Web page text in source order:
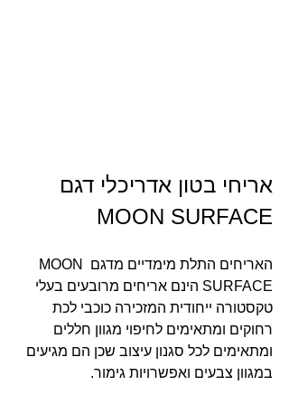
אריחי בטון אדריכלי דגם
MOON SURFACE
האריחים התלת מימדיים מדגם MOON
SURFACE הינם אריחים מרובעים בעלי
טקסטורה ייחודית המזכירה כוכבי לכת
רחוקים ומתאימים לחיפוי מגוון חללים
ומתאימים לכל סגנון עיצוב שכן הם מגיעים
במגוון צבעים ואפשרויות גימור.